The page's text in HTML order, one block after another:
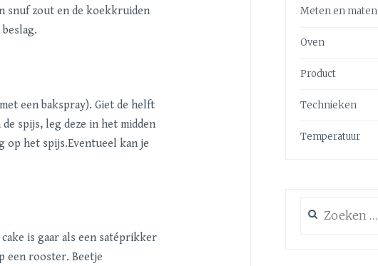
snuf zout en de koekkruiden
een bakspray). Giet de helft
spijs, leg deze in het midden
op het spijs.Eventueel kan je
is gaar als een satéprikker
een rooster. Beetje
Meten en maten
Oven
Product
Technieken
Temperatuur
naar: